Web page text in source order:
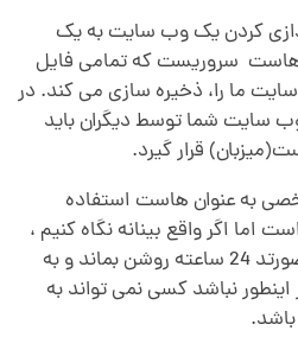
کردن یک وب سایت به یک
هاست سروریست که تمامی فایل
ما را، ذخیره سازی می کند. در
سایت شما توسط دیگران باید
قرار گیرد.
به عنوان هاست استفاده
اما اگر واقع بینانه نگاه کنیم ،
کامپیوتر شما نمی تواند به صورتد 24 ساعته روشن بماند و به
اینطور نباشد کسی نمی تواند به